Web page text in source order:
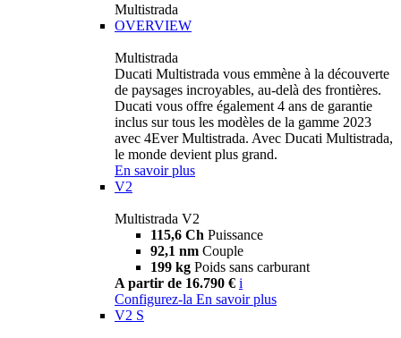
Multistrada
OVERVIEW
Multistrada
Ducati Multistrada vous emmène à la découverte
de paysages incroyables, au-delà des frontières.
Ducati vous offre également 4 ans de garantie
inclus sur tous les modèles de la gamme 2023
avec 4Ever Multistrada. Avec Ducati Multistrada,
le monde devient plus grand.
En savoir plus
V2
Multistrada V2
115,6 Ch Puissance
92,1 nm Couple
199 kg Poids sans carburant
A partir de 16.790 € i
Configurez-la En savoir plus
V2 S